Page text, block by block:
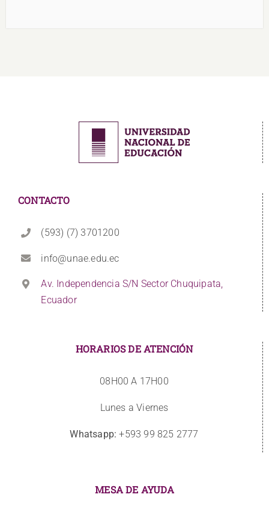
CONTACTO
(593) (7) 3701200
info@unae.edu.ec
Av. Independencia S/N Sector Chuquipata,
Ecuador
HORARIOS DE ATENCIÓN
08H00 A 17H00
Lunes a Viernes
Whatsapp: +593 99 825 2777
MESA DE AYUDA